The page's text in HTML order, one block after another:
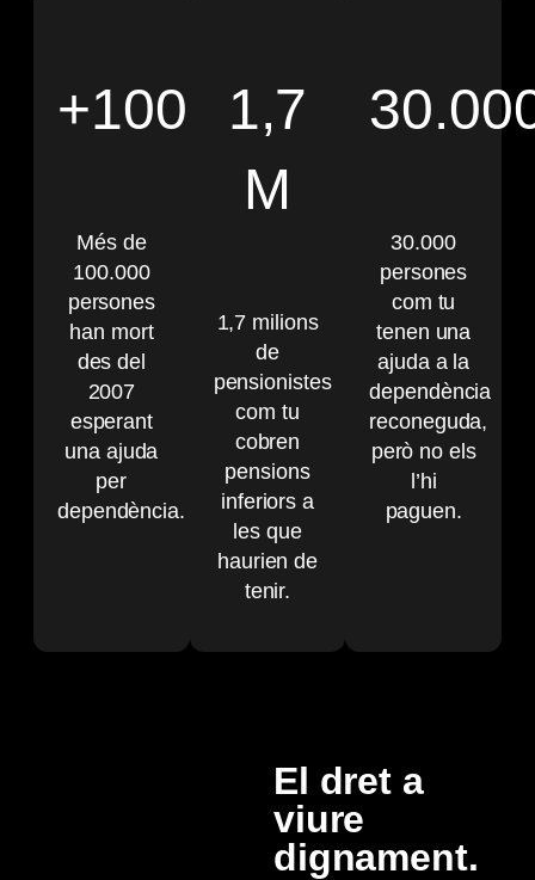
+100.000
Més de
100.000
persones
han mort
des del
2007
esperant
una ajuda
per
dependència.
1,7
M
1,7 milions
de
pensionistes
com tu
cobren
pensions
inferiors a
les que
haurien de
tenir.
30.000
persones
com tu
tenen una
ajuda a la
dependència
reconeguda,
però no els
l’hi
paguen.
El dret a
viure
dignament.